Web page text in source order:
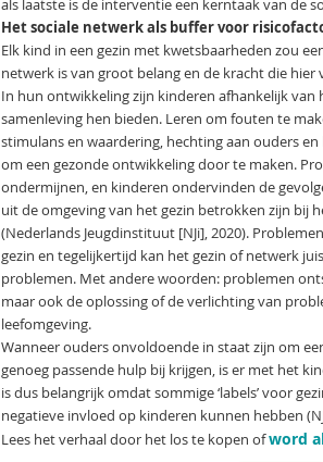
als laatste is de interventie een kerntaak van de
Het sociale netwerk als buffer voor
Elk kind in een gezin met kwetsbaarheden zou
netwerk is van groot belang en de kracht die
In hun ontwikkeling zijn kinderen afhankelijk
samenleving hen bieden. Leren om fouten te
stimulans en waardering, hechting aan ouders
om een gezonde ontwikkeling door te maken.
ondermijnen, en kinderen ondervinden de
uit de omgeving van het gezin betrokken zijn bij
(Nederlands Jeugdinstituut [NJi], 2020).
gezin en tegelijkertijd kan het gezin of netwerk
problemen. Met andere woorden: problemen
maar ook de oplossing of de verlichting van
leefomgeving.
Wanneer ouders onvoldoende in staat zijn om
genoeg passende hulp bij krijgen, is er met het
is dus belangrijk omdat sommige ‘labels’ voor
negatieve invloed op kinderen kunnen hebben
Lees het verhaal door het los te kopen ofword